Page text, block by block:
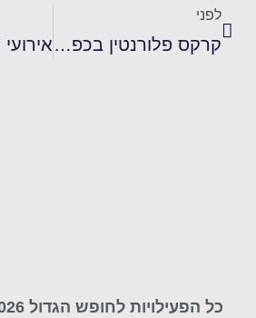
לפני
קרקס פלורנטין בכפר הירוק מציג בחנוכה הקרוב